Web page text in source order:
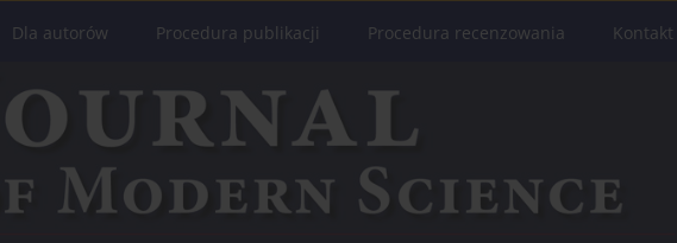
Dla autorów Procedura publikacji Procedura recenzowania Kontakt